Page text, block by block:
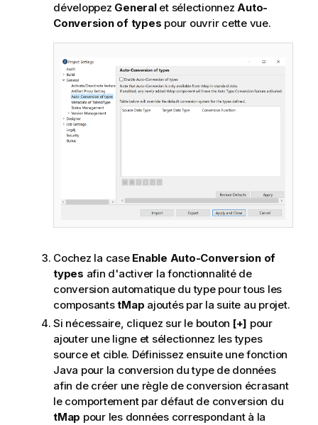
développez Generalet sélectionnezAuto-
Conversion of types pour ouvrir cette vue.
Cochez la case Enable Auto-Conversion of
types afin d'activer la fonctionnalité de
conversion automatique du type pour tous les
composantstMap ajoutés par la suite au projet.
Si nécessaire, cliquez sur le bouton [+] pour
ajouter une ligne et sélectionnez les types
source et cible. Définissez ensuite une fonction
Java pour la conversion du type de données
afin de créer une règle de conversion écrasant
le comportement par défaut de conversion du
tMap pour les données correspondant à la